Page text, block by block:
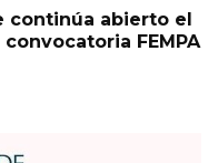
continúa abierto el
FEMPA